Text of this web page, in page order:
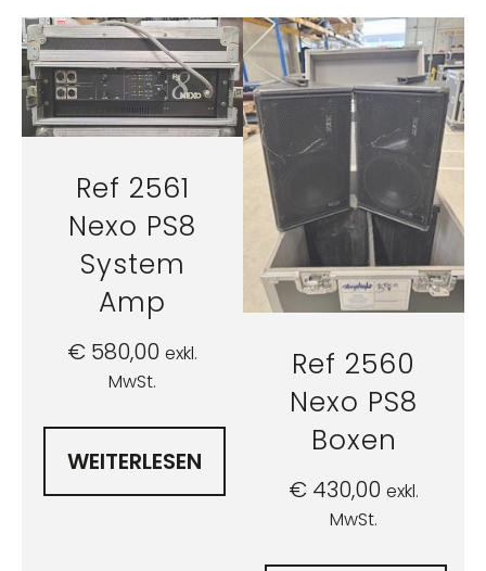
Ref 2561
Nexo PS8
System
Amp
€ 580,00 exkl.
MwSt.
WEITERLESEN
Ref 2560
Nexo PS8
Boxen
€ 430,00 exkl.
MwSt.